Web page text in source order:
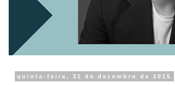
quinta-feira, 31 de dezembro de 2015